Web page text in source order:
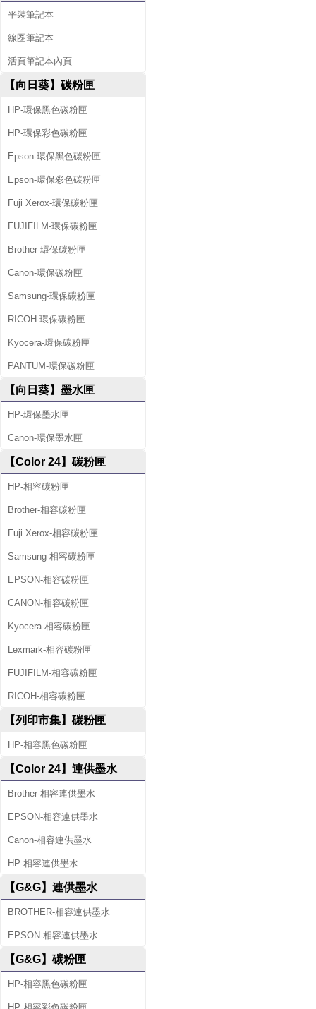
平裝筆記本
線圈筆記本
活頁筆記本內頁
【向日葵】碳粉匣
HP-環保黑色碳粉匣
HP-環保彩色碳粉匣
Epson-環保黑色碳粉匣
Epson-環保彩色碳粉匣
Fuji Xerox-環保碳粉匣
FUJIFILM-環保碳粉匣
Brother-環保碳粉匣
Canon-環保碳粉匣
Samsung-環保碳粉匣
RICOH-環保碳粉匣
Kyocera-環保碳粉匣
PANTUM-環保碳粉匣
【向日葵】墨水匣
HP-環保墨水匣
Canon-環保墨水匣
【Color 24】碳粉匣
HP-相容碳粉匣
Brother-相容碳粉匣
Fuji Xerox-相容碳粉匣
Samsung-相容碳粉匣
EPSON-相容碳粉匣
CANON-相容碳粉匣
Kyocera-相容碳粉匣
Lexmark-相容碳粉匣
FUJIFILM-相容碳粉匣
RICOH-相容碳粉匣
【列印市集】碳粉匣
HP-相容黑色碳粉匣
【Color 24】連供墨水
Brother-相容連供墨水
EPSON-相容連供墨水
Canon-相容連供墨水
HP-相容連供墨水
【G&G】連供墨水
BROTHER-相容連供墨水
EPSON-相容連供墨水
【G&G】碳粉匣
HP-相容黑色碳粉匣